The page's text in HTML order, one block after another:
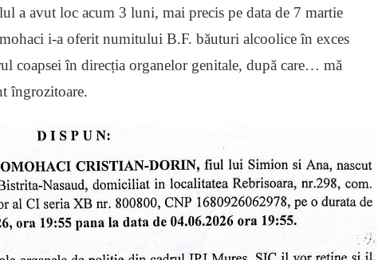
a avut loc acum 3 luni, mai precis pe data de 7 martie
i-a oferit numitului B.F. băuturi alcoolice în exces
coapsei în direcția organelor genitale, după care… mă
îngrozitoare.